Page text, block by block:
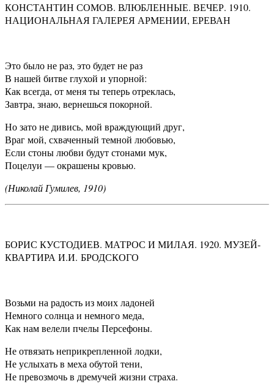
КОНСТАНТИН СОМОВ. ВЛЮБЛЕННЫЕ. ВЕЧЕР. 1910.
НАЦИОНАЛЬНАЯ ГАЛЕРЕЯ АРМЕНИИ, ЕРЕВАН
Это было не раз, это будет не раз
В нашей битве глухой и упорной:
Как всегда, от меня ты теперь отреклась,
Завтра, знаю, вернешься покорной.
Но зато не дивись, мой враждующий друг,
Враг мой, схваченный темной любовью,
Если стоны любви будут стонами мук,
Поцелуи — окрашены кровью.
(Николай Гумилев, 1910)
БОРИС КУСТОДИЕВ. МАТРОС И МИЛАЯ. 1920. МУЗЕЙ-
КВАРТИРА И.И. БРОДСКОГО
Возьми на радость из моих ладоней
Немного солнца и немного меда,
Как нам велели пчелы Персефоны.
Не отвязать неприкрепленной лодки,
Не услыхать в меха обутой тени,
Не превозмочь в дремучей жизни страха.